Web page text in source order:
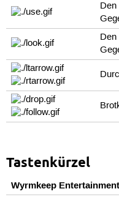
Den
Den
Tastenkürzel
Wyrmkeep Entertainment